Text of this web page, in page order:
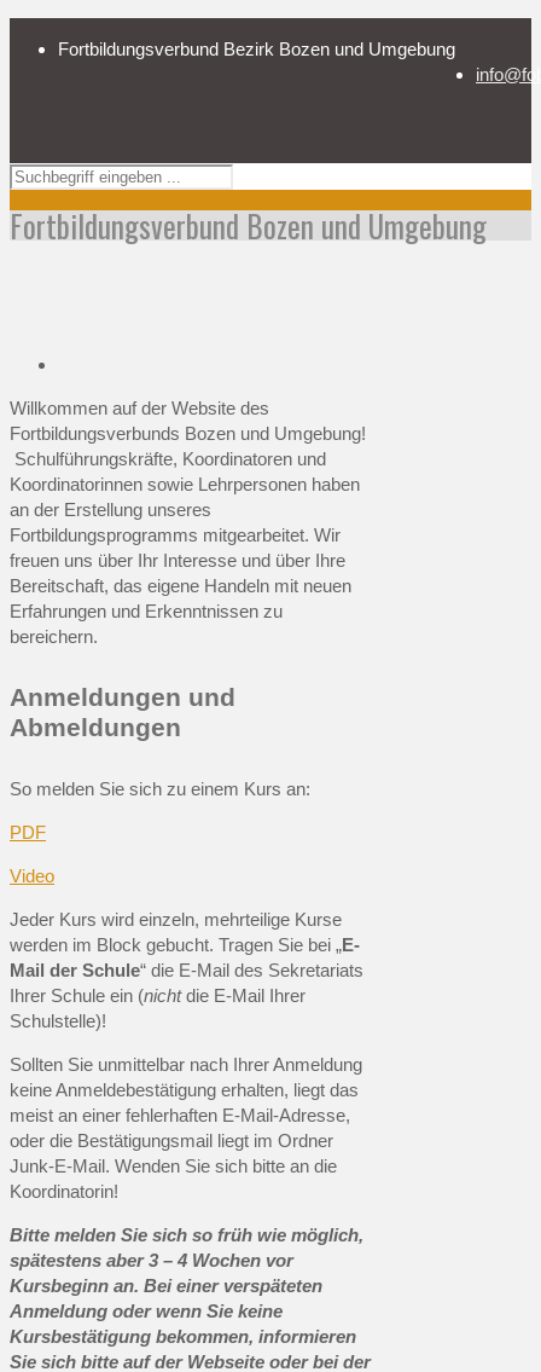
Fortbildungsverbund Bezirk Bozen und Umgebung
Fortbildungsverbund Bozen und Umgebung
Willkommen auf der Website des
Fortbildungsverbunds Bozen und Umgebung!
Schulführungskräfte, Koordinatoren und
Koordinatorinnen sowie Lehrpersonen haben
an der Erstellung unseres
Fortbildungsprogramms mitgearbeitet. Wir
freuen uns über Ihr Interesse und über Ihre
Bereitschaft, das eigene Handeln mit neuen
Erfahrungen und Erkenntnissen zu
bereichern.
Anmeldungen und
Abmeldungen
So melden Sie sich zu einem Kurs an:
PDF
Video
Jeder Kurs wird einzeln, mehrteilige Kurse
werden im Block gebucht. Tragen Sie bei „E-
Mail der Schule“ die E-Mail des Sekretariats
Ihrer Schule ein (nichtdie E-Mail Ihrer
Schulstelle)!
Sollten Sie unmittelbar nach Ihrer Anmeldung
keine Anmeldebestätigung erhalten, liegt das
meist an einer fehlerhaften E-Mail-Adresse,
oder die Bestätigungsmail liegt im Ordner
Junk-E-Mail. Wenden Sie sich bitte an die
Koordinatorin!
Bitte melden Sie sich so früh wie möglich,
spätestens aber 3 – 4 Wochen vor
Kursbeginn an. Bei einer verspäteten
Anmeldung oder wenn Sie keine
Kursbestätigung bekommen, informieren
Sie sich bitte auf der Webseite oder bei der